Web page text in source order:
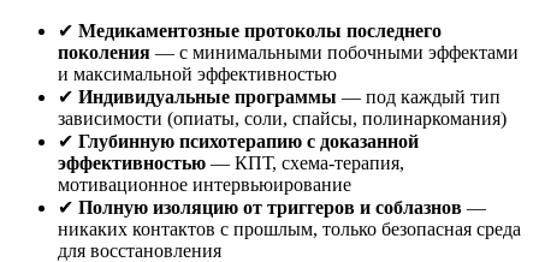
✔ Медикаментозные протоколы последнего
поколения — с минимальными побочными эффектами
и максимальной эффективностью
✔ Индивидуальные программы — под каждый тип
зависимости (опиаты, соли, спайсы, полинаркомания)
✔ Глубинную психотерапию с доказанной
эффективностью — КПТ, схема-терапия,
мотивационное интервьюирование
✔ Полную изоляцию от триггеров и соблазнов —
никаких контактов с прошлым, только безопасная среда
для восстановления